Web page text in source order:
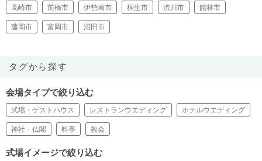
高崎市 前橋市 伊勢崎市 桐生市 渋川市 館林市
藤岡市 富岡市 沼田市
タグから探す
会場タイプで絞り込む
式場・ゲストハウス レストランウエディング ホテルウエディング
神社・仏閣 料亭 教会
式場イメージで絞り込む